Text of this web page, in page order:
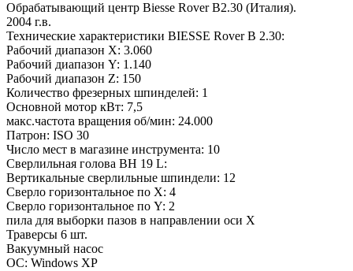
Обрабатывающий центр Biesse Rover B2.30 (Италия).
2004 г.в.
Технические характеристики BIESSE Rover B 2.30:
Рабочий диапазон X: 3.060
Рабочий диапазон Y: 1.140
Рабочий диапазон Z: 150
Количество фрезерных шпинделей: 1
Основной мотор кВт: 7,5
макс.частота вращения об/мин: 24.000
Патрон: ISO 30
Число мест в магазине инструмента: 10
Сверлильная голова BH 19 L:
Вертикальные сверлильные шпиндели: 12
Сверло горизонтальное по X: 4
Сверло горизонтальное по Y: 2
пила для выборки пазов в направлении оси X
Траверсы 6 шт.
Вакуумный насос
ОС: Windows XP